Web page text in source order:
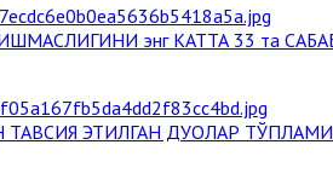
энг КАТТА 33 та
ТАВСИЯ ЭТИЛГАН ДУОЛАР ТЎПЛАМИ